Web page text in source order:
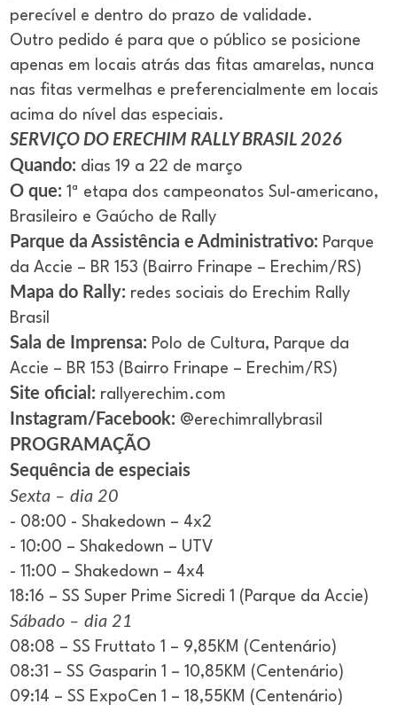
perecível e dentro do prazo de validade.
Outro pedido é para que o público se posicione
apenas em locais atrás das fitas amarelas, nunca
nas fitas vermelhas e preferencialmente em locais
acima do nível das especiais.
SERVIÇO DO ERECHIM RALLY BRASIL 2026
Quando: dias 19 a 22 de março
O que: 1ª etapa dos campeonatos Sul-americano,
Brasileiro e Gaúcho de Rally
Parque da Assistência e Administrativo: Parque
da Accie – BR 153 (Bairro Frinape – Erechim/RS)
Mapa do Rally: redes sociais do Erechim Rally
Brasil
Sala de Imprensa: Polo de Cultura, Parque da
Accie – BR 153 (Bairro Frinape – Erechim/RS)
Site oficial: rallyerechim.com
Instagram/Facebook: @erechimrallybrasil
PROGRAMAÇÃO
Sequência de especiais
Sexta – dia 20
- 08:00 - Shakedown – 4x2
- 10:00 – Shakedown – UTV
- 11:00 – Shakedown – 4x4
18:16 – SS Super Prime Sicredi 1 (Parque da Accie)
Sábado – dia 21
08:08 – SS Fruttato 1 – 9,85KM (Centenário)
08:31 – SS Gasparin 1 – 10,85KM (Centenário)
09:14 – SS ExpoCen 1 – 18,55KM (Centenário)